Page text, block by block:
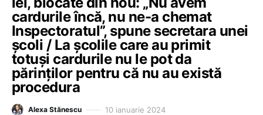
cardurile încă, nu ne-a chemat
Inspectoratul”, spune secretara unei
școli / La școlile care au primit
totuși cardurile nu le pot da
părinților pentru că nu au există
procedura
Alexa Stănescu 10 ianuarie 2024